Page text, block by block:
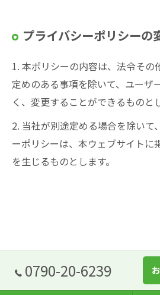
プライバシーポリシーの
1. 本ポリシーの内容は、法令その
定めのある事項を除いて、ユーザ
く、変更することができるものと
2. 当社が別途定める場合を除いて
ーポリシーは、本ウェブサイトに
を生じるものとします。
0790-20-6239